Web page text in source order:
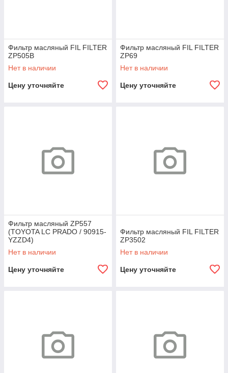
Фильтр масляный FIL FILTER
ZP505B
Нет в наличии
Цену уточняйте
Фильтр масляный FIL FILTER
ZP69
Нет в наличии
Цену уточняйте
Фильтр масляный ZP557
(TOYOTA LC PRADO / 90915-
YZZD4)
Нет в наличии
Цену уточняйте
Фильтр масляный FIL FILTER
ZP3502
Нет в наличии
Цену уточняйте